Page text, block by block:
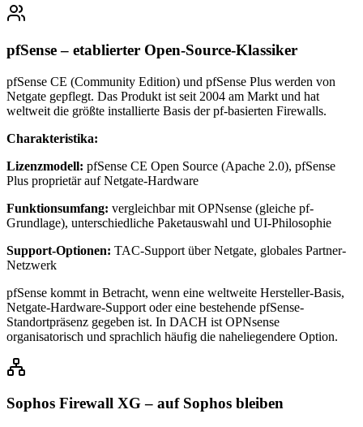
pfSense – etablierter Open-Source-Klassiker
pfSense CE (Community Edition) und pfSense Plus werden von
Netgate gepflegt. Das Produkt ist seit 2004 am Markt und hat
weltweit die größte installierte Basis der pf-basierten Firewalls.
Charakteristika:
Lizenzmodell: pfSense CE Open Source (Apache 2.0), pfSense
Plus proprietär auf Netgate-Hardware
Funktionsumfang: vergleichbar mit OPNsense (gleiche pf-
Grundlage), unterschiedliche Paketauswahl und UI-Philosophie
Support-Optionen: TAC-Support über Netgate, globales Partner-
Netzwerk
pfSense kommt in Betracht, wenn eine weltweite Hersteller-Basis,
Netgate-Hardware-Support oder eine bestehende pfSense-
Standortpräsenz gegeben ist. In DACH ist OPNsense
organisatorisch und sprachlich häufig die naheliegendere Option.
Sophos Firewall XG – auf Sophos bleiben